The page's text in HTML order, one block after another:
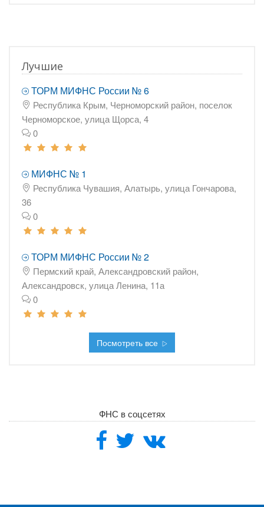
Лучшие
ТОРМ МИФНС России № 6
Республика Крым, Черноморский район, поселок
Черноморское, улица Щорса, 4
0
МИФНС № 1
Республика Чувашия, Алатырь, улица Гончарова,
36
0
ТОРМ МИФНС России № 2
Пермский край, Александровский район,
Александровск, улица Ленина, 11а
0
Посмотреть все
ФНС в соцсетях